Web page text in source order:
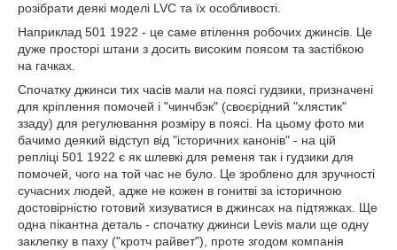
розібрати деякі моделі LVC та їх особливості.
Наприклад 501 1922 - це саме втілення робочих джинсів. Це
дуже просторі штани з досить високим поясом та застібкою
на гачках.
Спочатку джинси тих часів мали на поясі гудзики, призначені
для кріплення помочей і "чинчбэк" (своєрідний "хлястик"
ззаду) для регулювання розміру в поясі. На цьому фото ми
бачимо деякий відступ від "історичних канонів" - на цій
репліці 501 1922 є як шлевкі для ременя так і гудзики для
помочей, чого на той час не було. Це зроблено для зручності
сучасних людей, адже не кожен в гонитві за історичною
достовірністю готовий хизуватися в джинсах на підтяжках. Ще
одна пікантна деталь - спочатку джинси Levis мали ще одну
заклепку в паху ("кротч райвет"), проте згодом компанія